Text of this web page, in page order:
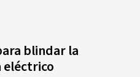
blindar la
eléctrico